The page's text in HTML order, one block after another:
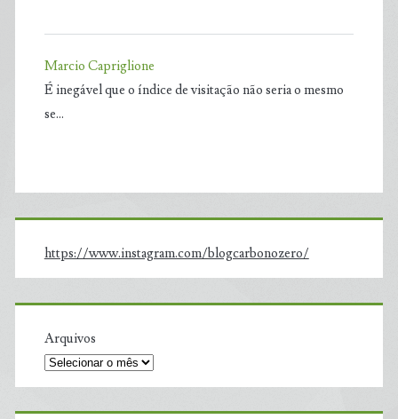
Marcio Capriglione
É inegável que o índice de visitação não seria o mesmo
se…
https://www.instagram.com/blogcarbonozero/
Arquivos